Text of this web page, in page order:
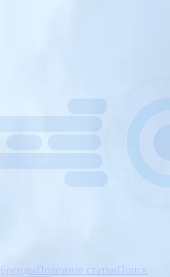
Бренды Полезные статьи Поиск